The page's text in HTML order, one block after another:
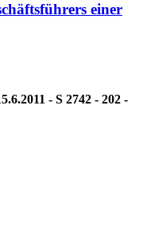
einer
- S 2742 - 202 -